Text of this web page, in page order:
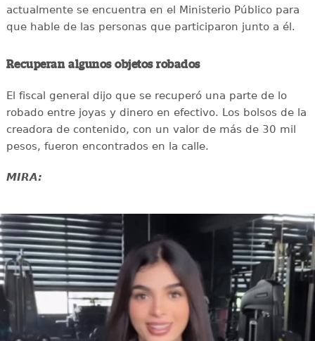
actualmente se encuentra en el Ministerio Público para
que hable de las personas que participaron junto a él.
Recuperan algunos objetos robados
El fiscal general dijo que se recuperó una parte de lo
robado entre joyas y dinero en efectivo. Los bolsos de la
creadora de contenido, con un valor de más de 30 mil
pesos, fueron encontrados en la calle.
MIRA: